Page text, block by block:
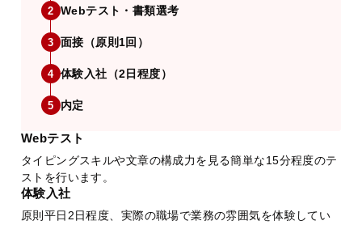
2 Webテスト・書類選考
3 面接（原則1回）
4 体験入社（2日程度）
5 内定
Webテスト
タイピングスキルや文章の構成力を見る簡単な15分程度のテ
ストを行います。
体験入社
原則平日2日程度、実際の職場で業務の雰囲気を体験してい